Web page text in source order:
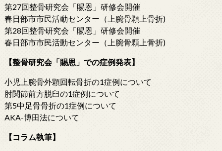
第27回整骨研究会「賜恩」研修会開催
春日部市市民活動センター（上腕骨顆上骨折)
第28回整骨研究会「賜恩」研修会開催
春日部市市民活動センター（上腕骨顆上骨折)
【整骨研究会「賜恩」での症例発表】
小児上腕骨外顆回転骨折の1症例について
肘関節前方脱臼の1症例について
第5中足骨骨折の1症例について
AKA-博田法について
【コラム執筆】